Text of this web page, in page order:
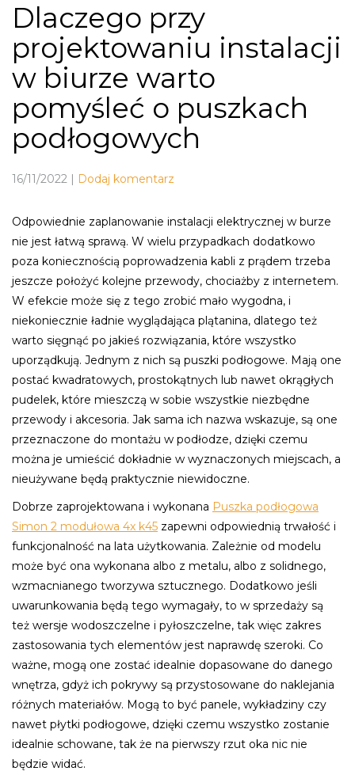
Dlaczego przy
projektowaniu instalacji
w biurze warto
pomyśleć o puszkach
podłogowych
16/11/2022 | Dodaj komentarz
Odpowiednie zaplanowanie instalacji elektrycznej w burze
nie jest łatwą sprawą. W wielu przypadkach dodatkowo
poza koniecznością poprowadzenia kabli z prądem trzeba
jeszcze położyć kolejne przewody, chociażby z internetem.
W efekcie może się z tego zrobić mało wygodna, i
niekoniecznie ładnie wyglądająca plątanina, dlatego też
warto sięgnąć po jakieś rozwiązania, które wszystko
uporządkują. Jednym z nich są puszki podłogowe. Mają one
postać kwadratowych, prostokątnych lub nawet okrągłych
pudelek, które mieszczą w sobie wszystkie niezbędne
przewody i akcesoria. Jak sama ich nazwa wskazuje, są one
przeznaczone do montażu w podłodze, dzięki czemu
można je umieścić dokładnie w wyznaczonych miejscach, a
nieużywane będą praktycznie niewidoczne.
Dobrze zaprojektowana i wykonana Puszka podłogowa
Simon 2 modułowa 4x k45 zapewni odpowiednią trwałość i
funkcjonalność na lata użytkowania. Zależnie od modelu
może być ona wykonana albo z metalu, albo z solidnego,
wzmacnianego tworzywa sztucznego. Dodatkowo jeśli
uwarunkowania będą tego wymagały, to w sprzedaży są
też wersje wodoszczelne i pyłoszczelne, tak więc zakres
zastosowania tych elementów jest naprawdę szeroki. Co
ważne, mogą one zostać idealnie dopasowane do danego
wnętrza, gdyż ich pokrywy są przystosowane do naklejania
różnych materiałów. Mogą to być panele, wykładziny czy
nawet płytki podłogowe, dzięki czemu wszystko zostanie
idealnie schowane, tak że na pierwszy rzut oka nic nie
będzie widać.